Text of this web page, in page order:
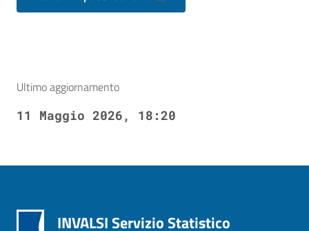
Ultimo aggiornamento
11 Maggio 2026, 18:20
INVALSI Servizio Statistico